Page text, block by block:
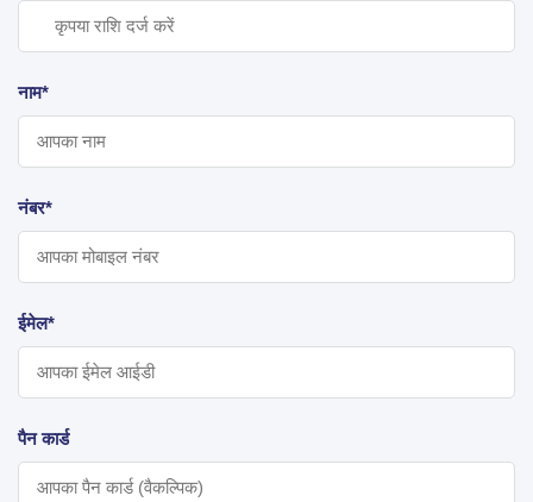
नाम*
नंबर*
ईमेल*
पैन कार्ड